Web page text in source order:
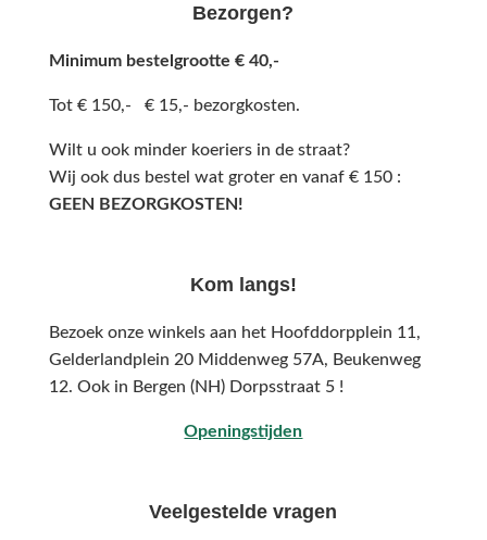
Bezorgen?
Minimum bestelgrootte € 40,-
Tot € 150,- € 15,- bezorgkosten.
Wilt u ook minder koeriers in de straat?
Wij ook dus bestel wat groter en vanaf € 150 :
GEEN BEZORGKOSTEN!
Kom langs!
Bezoek onze winkels aan het Hoofddorpplein 11,
Gelderlandplein 20 Middenweg 57A, Beukenweg
12. Ook in Bergen (NH) Dorpsstraat 5 !
Openingstijden
Veelgestelde vragen